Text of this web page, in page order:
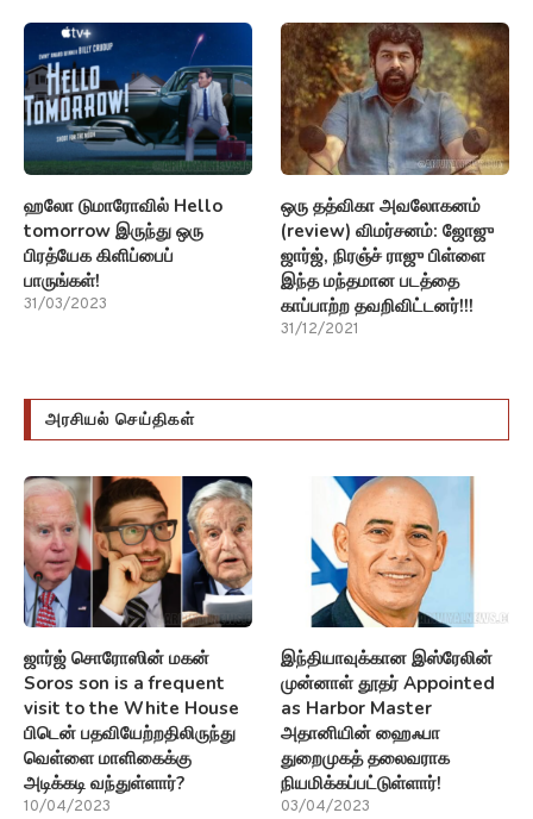
ஹலோ டுமாரோவில் Hello
tomorrow இருந்து ஒரு
பிரத்யேக கிளிப்பைப்
பாருங்கள்!
31/03/2023
ஒரு தத்விகா அவலோகனம்
(review) விமர்சனம்: ஜோஜு
ஜார்ஜ், நிரஞ்ச் ராஜு பிள்ளை
இந்த மந்தமான படத்தை
காப்பாற்ற தவறிவிட்டனர்!!!
31/12/2021
அரசியல் செய்திகள்
ஜார்ஜ் சொரோஸின் மகன்
Soros son is a frequent
visit to the White House
பிடென் பதவியேற்றதிலிருந்து
வெள்ளை மாளிகைக்கு
அடிக்கடி வந்துள்ளார்?
10/04/2023
இந்தியாவுக்கான இஸ்ரேலின்
முன்னாள் தூதர் Appointed
as Harbor Master
அதானியின் ஹைஃபா
துறைமுகத் தலைவராக
நியமிக்கப்பட்டுள்ளார்!
03/04/2023